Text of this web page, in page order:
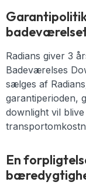
Radians giver 3
Badeværelses
sælges af
garantiperioden,
downlight vil
En